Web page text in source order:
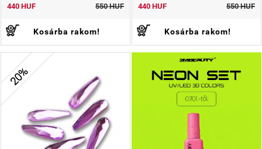
440 HUF 550 HUF
Kosárba rakom!
440 HUF 550 HUF
Kosárba rakom!
20%